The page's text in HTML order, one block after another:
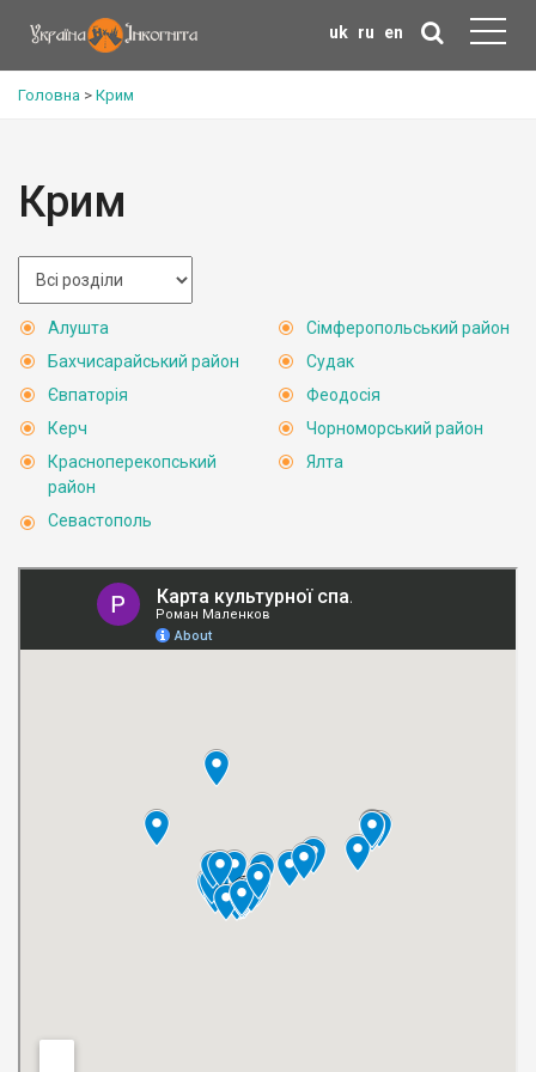
uk ru en
Головна > Крим
Крим
Алушта
Бахчисарайський район
Євпаторія
Керч
Красноперекопський
район
Севастополь
Сімферопольський район
Судак
Феодосія
Чорноморський район
Ялта